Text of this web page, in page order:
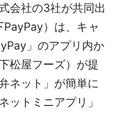
会社の3社が共同出
）は、キャ
」のアプリ内か
松屋フーズ）が提
ネット」が簡単に
ットミニアプリ」